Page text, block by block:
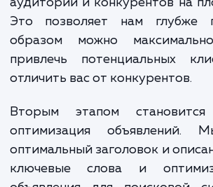
мы проходим несколько
Прежде всего, мы
вашего бизнеса, а
аудитории и конкурентов